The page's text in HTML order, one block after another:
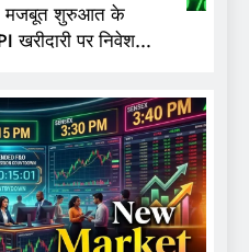
मजबूत शुरुआत के
पर निवेशकों